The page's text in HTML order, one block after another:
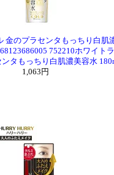
金のプラセンタもっちり白肌
752210ホワイト
タもっちり白肌濃美容水
1,063円